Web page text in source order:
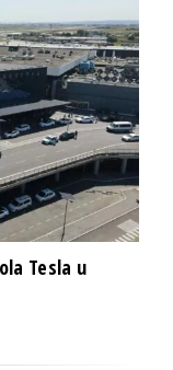
Tesla u